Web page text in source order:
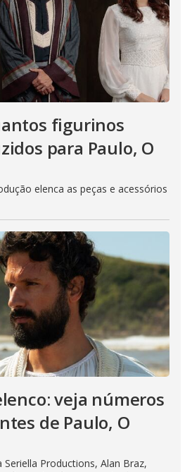
figurinos
para Paulo, O
elenca as peças e acessórios
veja números
de Paulo, O
Productions, Alan Braz,